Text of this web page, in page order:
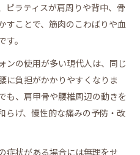
ピラティスが肩周りや背中、骨
すことで、筋肉のこわばりや血
。
ンの使用が多い現代人は、同じ
に負担がかかりやすくなりま
も、肩甲骨や腰椎周辺の動きを
らげ、慢性的な痛みの予防・改
症状がある場合には無理をせ